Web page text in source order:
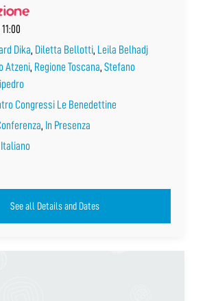
Dika, Diletta Bellotti, Leila Belhadj
Atzeni, Regione Toscana, Stefano
Congressi Le Benedettine
, In Presenza
Italiano
See all Details and Dates